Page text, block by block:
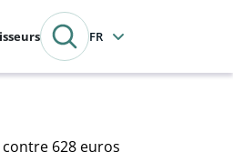
Français
628 euros